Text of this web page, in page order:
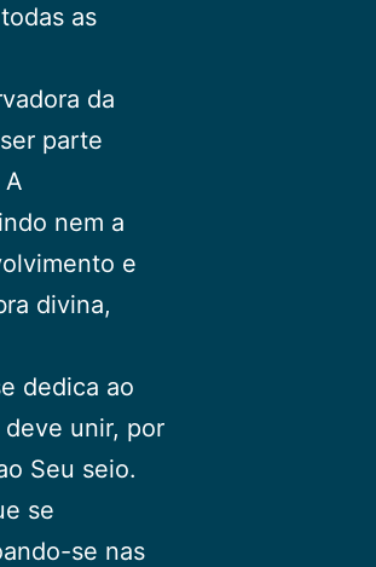
as
da
parte
nem a
e
divina,
dedica ao
unir, por
Seu seio.
se
se nas